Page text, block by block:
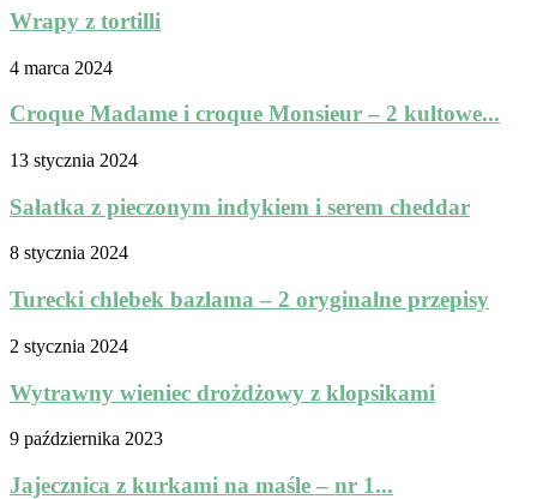
Wrapy z tortilli
4 marca 2024
Croque Madame i croque Monsieur – 2 kultowe...
13 stycznia 2024
Sałatka z pieczonym indykiem i serem cheddar
8 stycznia 2024
Turecki chlebek bazlama – 2 oryginalne przepisy
2 stycznia 2024
Wytrawny wieniec drożdżowy z klopsikami
9 października 2023
Jajecznica z kurkami na maśle – nr 1...